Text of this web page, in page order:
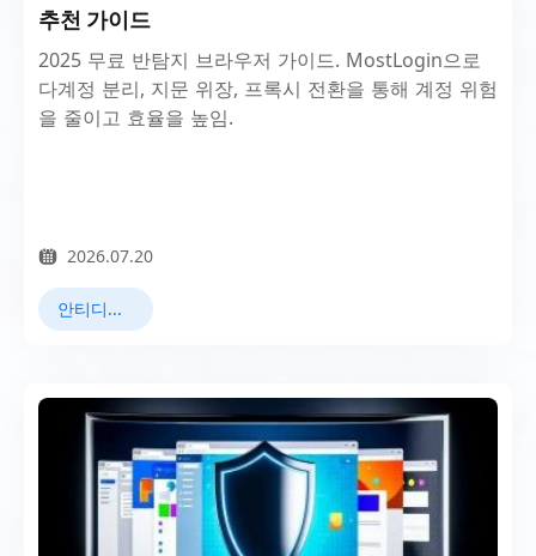
추천 가이드
2025 무료 반탐지 브라우저 가이드. MostLogin으로
다계정 분리, 지문 위장, 프록시 전환을 통해 계정 위험
을 줄이고 효율을 높임.
2026.07.20
안티디텍트 브라우저